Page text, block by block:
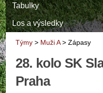
Tabulky
Los a výsledky
Týmy > Muži A> Zápasy
28. kolo SK
Praha